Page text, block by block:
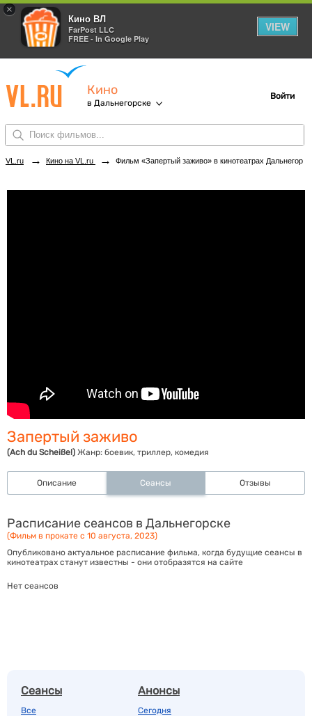
×
Кино ВЛ
FarPost LLC
FREE - In Google Play
VIEW
Кино
в Дальнегорске
Войти
VL.ru → Кино на VL.ru → Фильм «Запертый заживо» в кинотеатрах Дальнегорска. Купить билеты!
Запертый заживо
(Ach du Scheiße!) Жанр: боевик, триллер, комедия
Описание Сеансы Отзывы
Расписание сеансов в Дальнегорске
(Фильм в прокате с 10 августа, 2023)
Опубликовано актуальное расписание фильма, когда будущие сеансы в
кинотеатрах станут известны - они отобразятся на сайте
Нет сеансов
Сеансы
Все
Анонсы
Сегодня